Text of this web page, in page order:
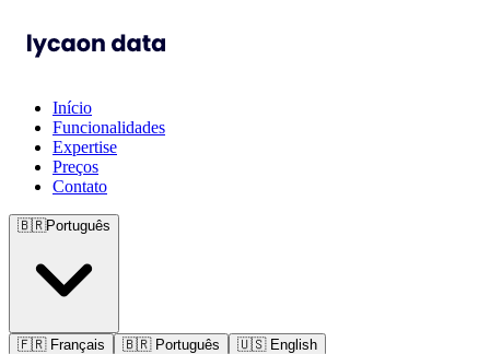
Início
Funcionalidades
Expertise
Preços
Contato
🇧🇷Português
🇫🇷 Français 🇧🇷 Português 🇺🇸 English